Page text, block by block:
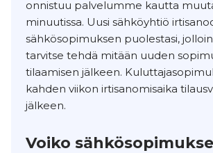
onnistuu palvelumme kautta
minuutissa. Uusi sähköyhtiö
sähkösopimuksen puolestasi,
tarvitse tehdä mitään uuden
tilaamisen jälkeen.
kahden viikon irtisanomisaika
jälkeen.
Voiko